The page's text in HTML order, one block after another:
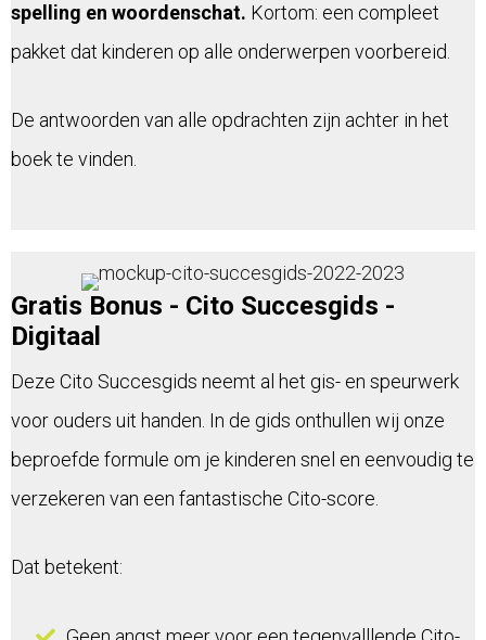
spelling en woordenschat. Kortom: een compleet
pakket dat kinderen op alle onderwerpen voorbereid.
De antwoorden van alle opdrachten zijn achter in het
boek te vinden.
Gratis Bonus - Cito Succesgids -
Digitaal
Deze Cito Succesgids neemt al het gis- en speurwerk
voor ouders uit handen. In de gids onthullen wij onze
beproefde formule om je kinderen snel en eenvoudig te
verzekeren van een fantastische Cito-score.
Dat betekent: